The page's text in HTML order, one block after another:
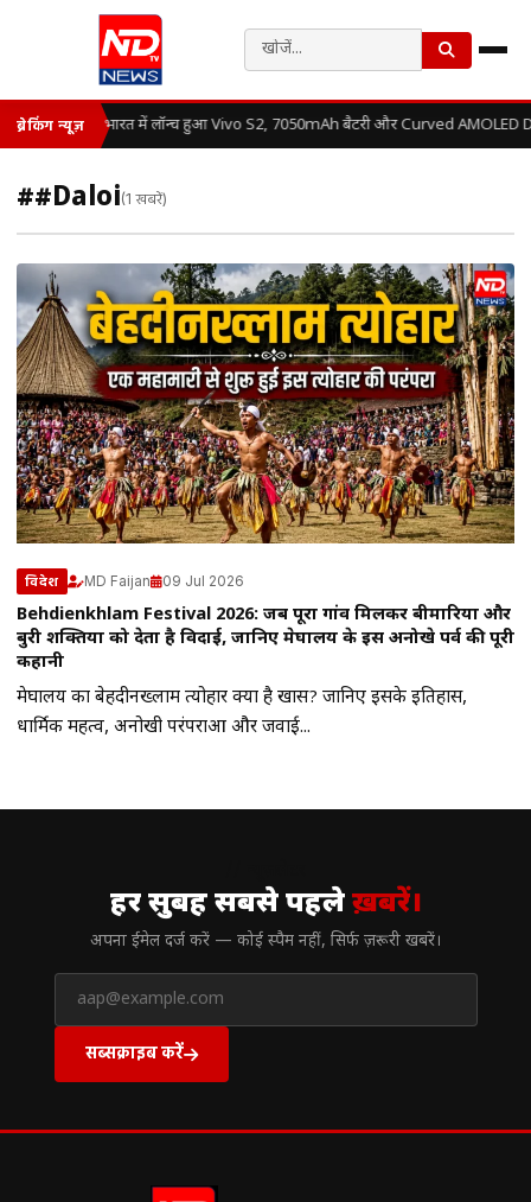
ब्रेकिंग न्यूज़ भारत में लॉन्च हुआ Vivo S2, 7050mAh बैटरी और Curved AMOLED
##Daloi(1 खबरें)
विदेश MD Faijan 09 Jul 2026
Behdienkhlam Festival 2026: जब पूरा गांव मिलकर बीमारियों और
बुरी शक्तियों को देता है विदाई, जानिए मेघालय के इस अनोखे पर्व की पूरी
कहानी
मेघालय का बेहदीनख्लाम त्योहार क्यों है खास? जानिए इसके इतिहास,
धार्मिक महत्व, अनोखी परंपराओं और जवाई...
हर सुबह सबसे पहलेख़बरें।
अपना ईमेल दर्ज करें — कोई स्पैम नहीं, सिर्फ ज़रूरी खबरें।
सब्सक्राइब करें